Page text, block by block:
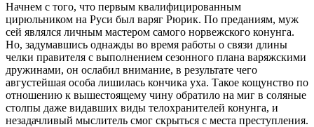
Начнем с того, что первым квалифицированным
цирюльником на Руси был варяг Рюрик. По преданиям, муж
сей являлся личным мастером самого норвежского конунга.
Но, задумавшись однажды во время работы о связи длины
челки правителя с выполнением сезонного плана варяжскими
дружинами, он ослабил внимание, в результате чего
августейшая особа лишилась кончика уха. Такое кощунство по
отношению к вышестоящему чину обратило на миг в соляные
столпы даже видавших виды телохранителей конунга, и
незадачливый мыслитель смог скрыться с места преступления.